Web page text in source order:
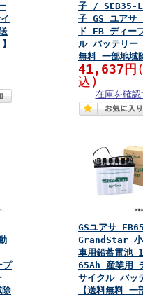
子 / SEB35-
子 GS ユアサ
ド EB ディー
ル バッテリー
無料 一部地域
41,637円
込)
在庫を確認
プ
除
GSユアサ
GrandStar 小
車用鉛蓄電池
65Ah 産業用
サイクル バッ
【送料無料 一